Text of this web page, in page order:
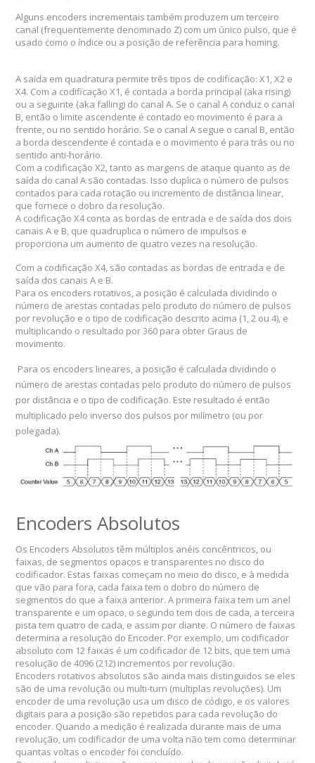
Alguns encoders incrementais também produzem um terceiro
canal (frequentemente denominado Z) com um único pulso, que é
usado como o índice ou a posição de referência para homing.
A saída em quadratura permite três tipos de codificação: X1, X2 e
X4. Com a codificação X1, é contada a borda principal (aka rising)
ou a seguinte (aka falling) do canal A. Se o canal A conduz o canal
B, então o limite ascendente é contado eo movimento é para a
frente, ou no sentido horário. Se o canal A segue o canal B, então
a borda descendente é contada e o movimento é para trás ou no
sentido anti-horário.
Com a codificação X2, tanto as margens de ataque quanto as de
saída do canal A são contadas. Isso duplica o número de pulsos
contados para cada rotação ou incremento de distância linear,
que fornece o dobro da resolução.
A codificação X4 conta as bordas de entrada e de saída dos dois
canais A e B, que quadruplica o número de impulsos e
proporciona um aumento de quatro vezes na resolução.
Com a codificação X4, são contadas as bordas de entrada e de
saída dos canais A e B.
Para os encoders rotativos, a posição é calculada dividindo o
número de arestas contadas pelo produto do número de pulsos
por revolução e o tipo de codificação descrito acima (1, 2 ou 4), e
multiplicando o resultado por 360 para obter Graus de
movimento.
Para os encoders lineares, a posição é calculada dividindo o
número de arestas contadas pelo produto do número de pulsos
por distância e o tipo de codificação. Este resultado é então
multiplicado pelo inverso dos pulsos por milímetro (ou por
polegada).
Encoders Absolutos
Os Encoders Absolutos têm múltiplos anéis concêntricos, ou
faixas, de segmentos opacos e transparentes no disco do
codificador. Estas faixas começam no meio do disco, e à medida
que vão para fora, cada faixa tem o dobro do número de
segmentos do que a faixa anterior.A primeira faixa tem um anel
transparente e um opaco, o segundo tem dois de cada, a terceira
pista tem quatro de cada, e assim por diante. O número de faixas
determina a resolução do Encoder. Por exemplo, um codificador
absoluto com 12 faixas é um codificador de 12 bits, que tem uma
resolução de 4096 (212) incrementos por revolução.
Encoders rotativos absolutos são ainda mais distinguidos se eles
são de uma revolução ou multi-turn (multiplas revoluções). Um
encoder de uma revolução usa um disco de código, e os valores
digitais para a posição são repetidos para cada revolução do
encoder. Quando a medição é realizada durante mais de uma
revolução, um codificador de uma volta não tem como determinar
quantas voltas o encoder foi concluído.